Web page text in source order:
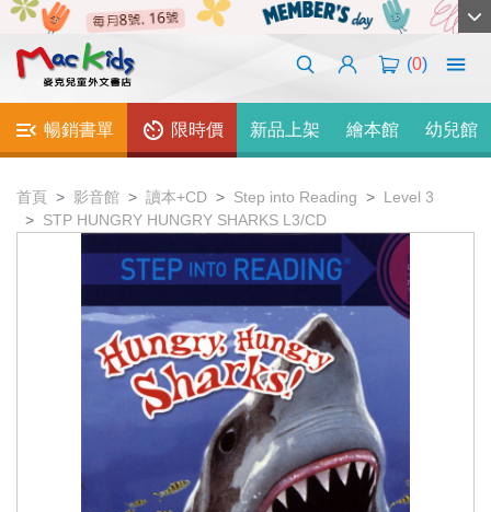
(0)
暢銷書單 限時價 新品上架 繪本館 幼兒館
首頁 影音館 讀本+CD Step into Reading
Level 3
STP HUNGRY HUNGRY SHARKS L3/CD